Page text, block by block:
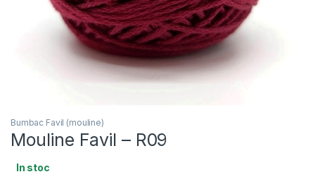
Bumbac Favil (mouline)
Mouline Favil – R09
In stoc